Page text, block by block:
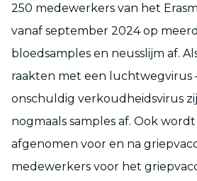
250 medewerkers van het
vanaf september 2024 op
bloedsamples en neusslijm af.
raakten met een luchtwegvirus
onschuldig verkoudheidsvirus
nogmaals samples af. Ook
afgenomen voor en na
medewerkers voor het